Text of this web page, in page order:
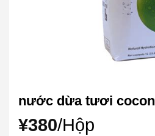
nước dừa tươi
¥380/Hộp